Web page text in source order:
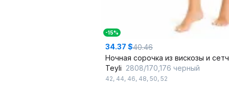
-15%
34.37 $40.46
Ночная сорочка из вискозы и
Teyli 2808/170,176 черный
42, 44, 46, 48, 50, 52